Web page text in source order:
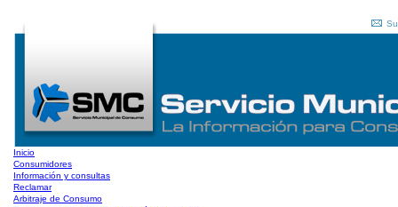
Inicio
Consumidores
Información y consultas
Reclamar
Arbitraje de Consumo